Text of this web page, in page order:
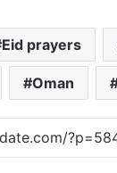
Eid prayers
Oman